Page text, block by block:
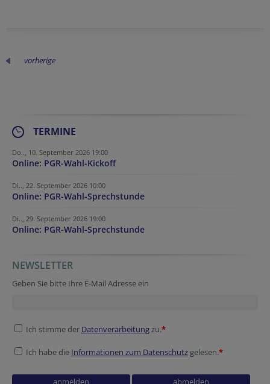
vorherige
TERMINE
Do.., 10. September 2026 19:00
Online: PGR-Wahl-Kickoff
Di.., 22. September 2026 10:00
Online: PGR-Wahl-Sprechstunde
Di.., 29. September 2026 19:00
Online: PGR-Wahl-Sprechstunde
NEWSLETTER
Geben Sie bitte Ihre E-Mail Adresse ein
Ich stimme der Datenverarbeitungzu.*
Ich habe die Informationen zum Datenschutz gelesen.*